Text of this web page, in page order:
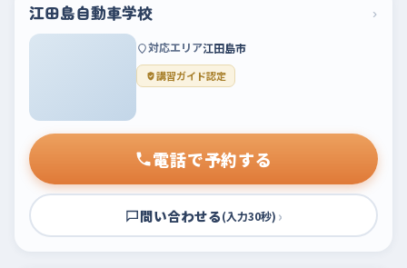
江田島自動車学校 ›
対応エリア江田島市
講習ガイド認定
電話で予約する
問い合わせる(入力30秒) ›